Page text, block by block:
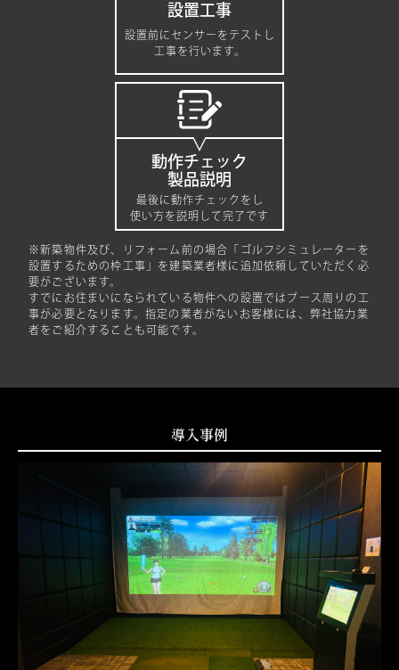
設置工事
設置前にセンサーをテストし
工事を行います。
動作チェック
製品説明
最後に動作チェックをし
使い方を説明して完了です
新築物件及び、リフォーム前の場合「ゴルフシミュレーターを
設置するための枠工事」を建築業者様に追加依頼していただく必
要がございます。
すでにお住まいになられている物件への設置ではブース周りの工
事が必要となります。指定の業者がないお客様には、弊社協力業
者をご紹介することも可能です。
導入事例